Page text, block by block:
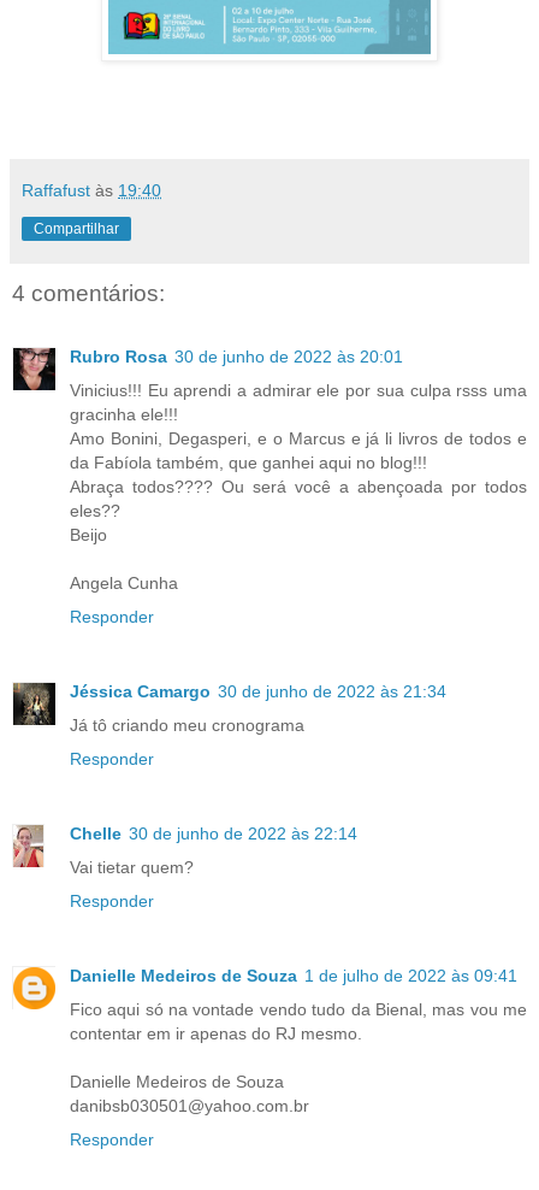
Raffafust às 19:40
Compartilhar
4 comentários:
Rubro Rosa 30 de junho de 2022 às 20:01
Vinicius!!! Eu aprendi a admirar ele por sua culpa rsss uma
gracinha ele!!!
Amo Bonini, Degasperi, e o Marcus e já li livros de todos e
da Fabíola também, que ganhei aqui no blog!!!
Abraça todos???? Ou será você a abençoada por todos
eles??
Beijo
Angela Cunha
Responder
Jéssica Camargo 30 de junho de 2022 às 21:34
Já tô criando meu cronograma
Responder
Chelle 30 de junho de 2022 às 22:14
Vai tietar quem?
Responder
Danielle Medeiros de Souza 1 de julho de 2022 às 09:41
Fico aqui só na vontade vendo tudo da Bienal, mas vou me
contentar em ir apenas do RJ mesmo.
Danielle Medeiros de Souza
danibsb030501@yahoo.com.br
Responder